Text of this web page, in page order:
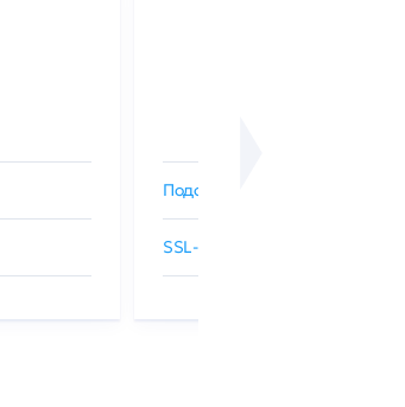
Подобрать SSL-сертификат
SSL-сертификаты GlobalSign